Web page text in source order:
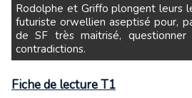
Rodolphe et Griffo plongent leurs
futuriste orwellien aseptisé pour,
de SF très maitrisé,
contradictions.
Fiche de lecture T1